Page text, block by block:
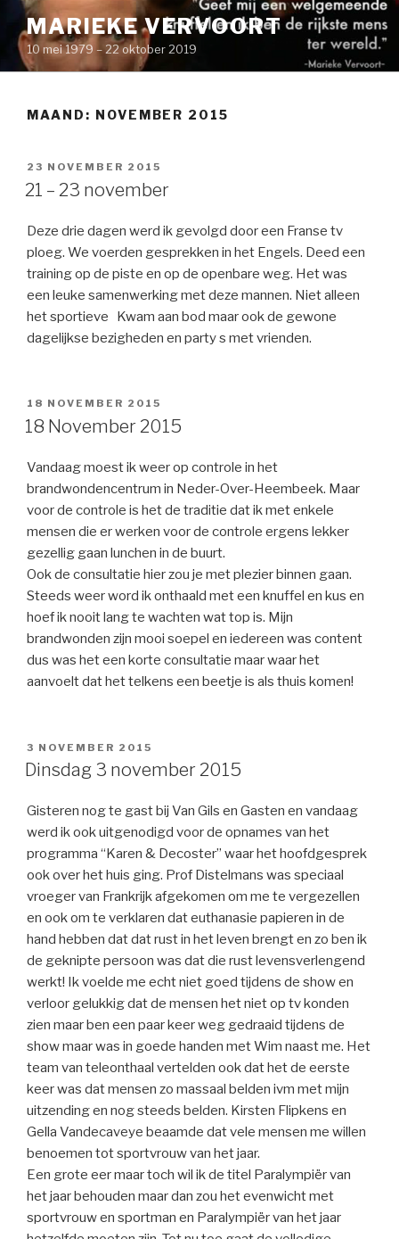
Naar
inhoud
springen
MARIEKE VERVOORT
10 mei 1979 – 22 oktober 2019
MAAND: NOVEMBER 2015
GEPLAATST
OP
23 NOVEMBER 2015
21 – 23 november
Deze drie dagen werd ik gevolgd door een Franse tv
ploeg. We voerden gesprekken in het Engels. Deed een
training op de piste en op de openbare weg. Het was
een leuke samenwerking met deze mannen. Niet alleen
het sportieve Kwam aan bod maar ook de gewone
dagelijkse bezigheden en party s met vrienden.
GEPLAATST
OP
18 NOVEMBER 2015
18 November 2015
Vandaag moest ik weer op controle in het
brandwondencentrum in Neder-Over-Heembeek. Maar
voor de controle is het de traditie dat ik met enkele
mensen die er werken voor de controle ergens lekker
gezellig gaan lunchen in de buurt.
Ook de consultatie hier zou je met plezier binnen gaan.
Steeds weer word ik onthaald met een knuffel en kus en
hoef ik nooit lang te wachten wat top is. Mijn
brandwonden zijn mooi soepel en iedereen was content
dus was het een korte consultatie maar waar het
aanvoelt dat het telkens een beetje is als thuis komen!
GEPLAATST
OP
3 NOVEMBER 2015
Dinsdag 3 november 2015
Gisteren nog te gast bij Van Gils en Gasten en vandaag
werd ik ook uitgenodigd voor de opnames van het
programma “Karen & Decoster” waar het hoofdgesprek
ook over het huis ging. Prof Distelmans was speciaal
vroeger van Frankrijk afgekomen om me te vergezellen
en ook om te verklaren dat euthanasie papieren in de
hand hebben dat dat rust in het leven brengt en zo ben ik
de geknipte persoon was dat die rust levensverlengend
werkt! Ik voelde me echt niet goed tijdens de show en
verloor gelukkig dat de mensen het niet op tv konden
zien maar ben een paar keer weg gedraaid tijdens de
show maar was in goede handen met Wim naast me. Het
team van teleonthaal vertelden ook dat het de eerste
keer was dat mensen zo massaal belden ivm met mijn
uitzending en nog steeds belden. Kirsten Flipkens en
Gella Vandecaveye beaamde dat vele mensen me willen
benoemen tot sportvrouw van het jaar.
Een grote eer maar toch wil ik de titel Paralympiër van
het jaar behouden maar dan zou het evenwicht met
sportvrouw en sportman en Paralympiër van het jaar